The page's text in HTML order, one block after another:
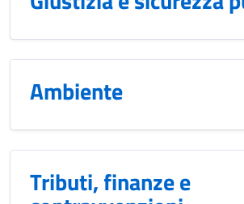
Ambiente
Tributi, finanze e